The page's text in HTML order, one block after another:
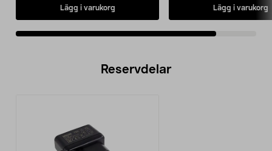
Lägg i varukorg Lägg i varukorg
Reservdelar